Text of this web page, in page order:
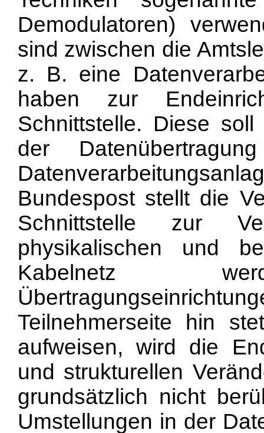
Demodulatoren)
sind zwischen die
z. B. eine
haben zur
Schnittstelle. Diese
der
Bundespost stellt die
Schnittstelle zur
physikalischen und
Kabelnetz
Teilnehmerseite hin
aufweisen, wird die
und strukturellen
grundsätzlich nicht
Umstellungen in der